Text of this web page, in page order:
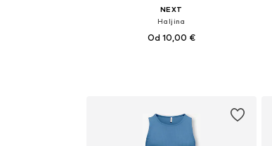
NEXT
Haljina
Od 10,00 €